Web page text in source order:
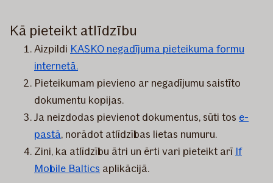
Kā pieteikt atlīdzību
Aizpildi KASKO negadījuma pieteikuma formu
internetā.
Pieteikumam pievieno ar negadījumu saistīto
dokumentu kopijas.
Ja neizdodas pievienot dokumentus, sūti tos e-
pastā, norādot atlīdzības lietas numuru.
Zini, ka atlīdzību ātri un ērti vari pieteikt arī If
Mobile Baltics aplikācijā.